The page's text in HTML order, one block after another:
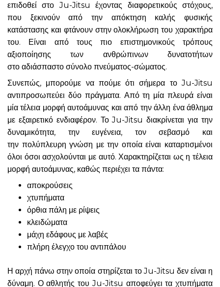
επιδοθεί στο Ju-Jitsu έχοντας διαφορετικούς στόχους,
που ξεκινούν από την απόκτηση καλής φυσικής
κατάστασης και φτάνουν στην ολοκλήρωση του χαρακτήρα
του. Είναι από τους πιο επιστημονικούς τρόπους
αξιοποίησης των ανθρώπινων δυνατοτήτων
στο αδιάσπαστο σύνολο πνεύματος-σώματος.
Συνεπώς, μπορούμε να πούμε ότι σήμερα το Ju-Jitsu
αντιπροσωπεύει δύο πράγματα. Από τη μία πλευρά είναι
μία τέλεια μορφή αυτοάμυνας και από την άλλη ένα άθλημα
με εξαιρετικό ενδιαφέρον. Το Ju-Jitsu διακρίνεται για την
δυναμικότητα, την ευγένεια, τον σεβασμό και
την πολύπλευρη γνώση με την οποία είναι καταρτισμένοι
όλοι όσοι ασχολούνται με αυτό. Χαρακτηρίζεται ως η τέλεια
μορφή αυτοάμυνας, καθώς περιέχει τα πάντα:
αποκρούσεις
χτυπήματα
όρθια πάλη με ρίψεις
κλειδώματα
μάχη εδάφους με λαβές
πλήρη έλεγχο του αντιπάλου
Η αρχή πάνω στην οποία στηρίζεται το Ju-Jitsu δεν είναι η
δύναμη. Ο αθλητής του Ju-Jitsu αποφεύγει τα χτυπήματα